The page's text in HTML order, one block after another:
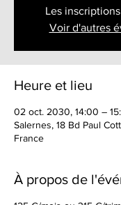
Les
Voir d'autres
Heure et lieu
02 oct. 2030, 14:00 –
Salernes, 18 Bd Paul
France
À propos de